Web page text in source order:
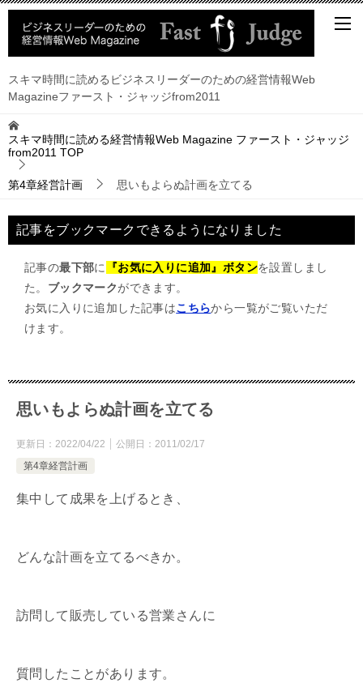
スキマ時間に読めるビジネスリーダーのための経営情報Web
Magazineファースト・ジャッジfrom2011
スキマ時間に読める経営情報Web Magazine ファースト・ジャッジ
from2011 TOP
第4章経営計画 思いもよらぬ計画を立てる
記事をブックマークできるようになりました
記事の最下部に 『お気に入りに追加』ボタンを設置しまし
た。 ブックマークができます。
お気に入りに追加した記事はこちらから一覧がご覧いただ
けます。
思いもよらぬ計画を立てる
更新日： 2022/04/22 公開日： 2011/02/17
第4章経営計画
集中して成果を上げるとき、
どんな計画を立てるべきか。
訪問して販売している営業さんに
質問したことがあります。